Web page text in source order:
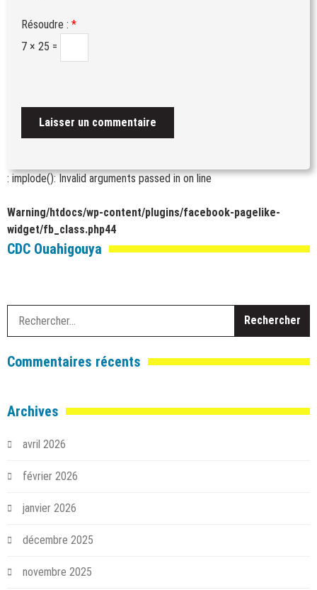
Résoudre : *
7 × 25 =
: implode(): Invalid arguments passed inon line
Warning/htdocs/wp-content/plugins/facebook-pagelike-
widget/fb_class.php44
CDC Ouahigouya
Commentaires récents
Archives
avril 2026
février 2026
janvier 2026
décembre 2025
novembre 2025